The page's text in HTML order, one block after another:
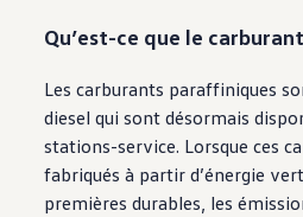
Qu’est-ce que le
Les carburants paraffiniques
diesel qui sont désormais
stations-service. Lorsque ces
fabriqués à partir d’énergie
premières durables, les